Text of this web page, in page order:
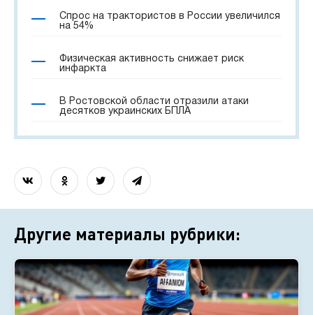
Спрос на трактористов в России увеличился
на 54%
Физическая активность снижает риск
инфаркта
В Ростовской области отразили атаки
десятков украинских БПЛА
Другие материалы рубрики: